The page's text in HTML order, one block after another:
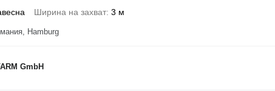
Ширина на захват 3 м
Hamburg
GmbH